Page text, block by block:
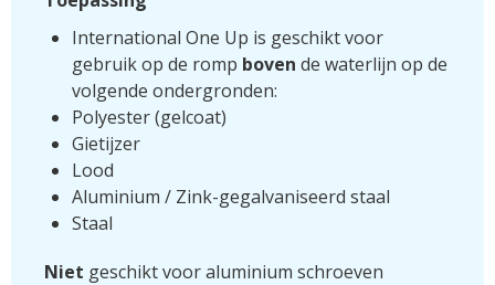
International One Up is geschikt voor
gebruik op de romp boven de waterlijn op de
volgende ondergronden:
Polyester (gelcoat)
Gietijzer
Lood
Aluminium / Zink-gegalvaniseerd staal
Staal
Niet geschikt voor aluminium schroeven